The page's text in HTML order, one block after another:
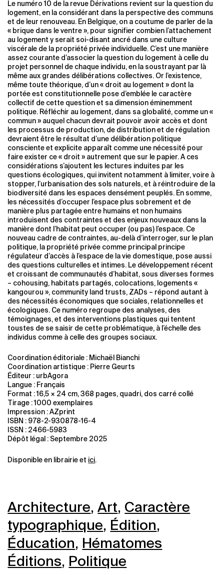
Le numéro 10 de la revue Dérivations revient sur la question du
logement, en la considérant dans la perspective des communs
et de leur renouveau. En Belgique, on a coutume de parler de la
« brique dans le ventre », pour signifier combien l’attachement
au logement y serait soi-disant ancré dans une culture
viscérale de la propriété privée individuelle. C’est une manière
assez courante d’associer la question du logement à celle du
projet personnel de chaque individu, en la soustrayant par là
même aux grandes délibérations collectives. Or l’existence,
même toute théorique, d’un « droit au logement » dont la
portée est constitutionnelle pose d’emblée le caractère
collectif de cette question et sa dimension éminemment
politique. Réfléchir au logement, dans sa globalité, comme un «
commun » auquel chacun devrait pouvoir avoir accès et dont
les processus de production, de distribution et de régulation
devraient être le résultat d’une délibération politique
consciente et explicite apparaît comme une nécessité pour
faire exister ce « droit » autrement que sur le papier. A ces
considérations s’ajoutent les lectures induites par les
questions écologiques, qui invitent notamment à limiter, voire à
stopper, l’urbanisation des sols naturels, et à réintroduire de la
biodiversité dans les espaces densément peuplés. En somme,
les nécessités d’occuper l’espace plus sobrement et de
manière plus partagée entre humains et non humains
introduisent des contraintes et des enjeux nouveaux dans la
manière dont l’habitat peut occuper (ou pas) l’espace. Ce
nouveau cadre de contraintes, au-delà d’interroger, sur le plan
politique, la propriété privée comme principal principe
régulateur d’accès à l’espace de la vie domestique, pose aussi
des questions culturelles et intimes. Le développement récent
et croissant de communautés d’habitat, sous diverses formes
– cohousing, habitats partagés, colocations, logements «
kangourou », community land trusts, ZADs – répond autant à
des nécessités économiques que sociales, relationnelles et
écologiques. Ce numéro regroupe des analyses, des
témoignages, et des interventions plastiques qui tentent
toustes de se saisir de cette problématique, à l’échelle des
individus comme à celle des groupes sociaux.
Coordination éditoriale : Michaël Bianchi
Coordination artistique : Pierre Geurts
Éditeur : urbAgora
Langue : Français
Format : 16,5 × 24 cm, 368 pages, quadri, dos carré collé
Tirage : 1000 exemplaires
Impression : AZprint
ISBN : 978-2-930878-16-4
ISSN : 2466-5983
Dépôt légal : Septembre 2025
Disponible en librairie et ici.
Architecture,Art, Caractère
typographique, Édition,
Éducation, Hématomes
Éditions, Politique